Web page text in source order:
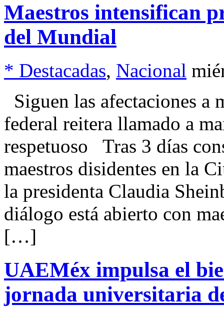
Maestros intensifican
del Mundial
* Destacadas, Nacional
Siguen las afectaciones
federal reitera llamado a
respetuoso Tras 3 días
maestros disidentes en la
la presidenta Claudia
diálogo está abierto con
[…]
UAEMéx impulsa el
jornada universitaria